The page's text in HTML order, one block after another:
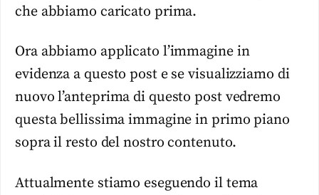
che abbiamo caricato prima.
Ora abbiamo applicato l’immagine in
evidenza a questo post e se visualizziamo di
nuovo l’anteprima di questo post vedremo
questa bellissima immagine in primo piano
sopra il resto del nostro contenuto.
Attualmente stiamo eseguendo il tema